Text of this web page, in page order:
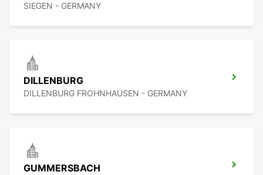
SIEGEN - GERMANY
DILLENBURG
DILLENBURG FROHNHAUSEN - GERMANY
GUMMERSBACH